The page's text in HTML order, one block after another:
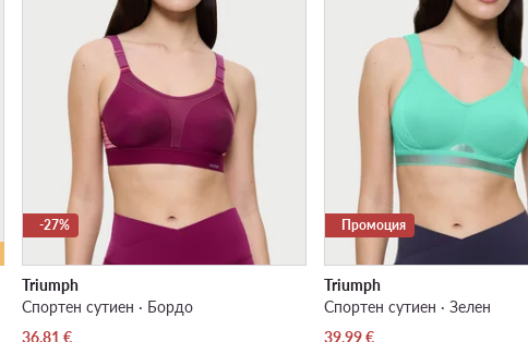
-27%
Triumph
Спортен сутиен · Бордо
Актуална цена
36,81 €
Промоция
Triumph
Спортен сутиен · Зелен
Актуална цена
39,99€